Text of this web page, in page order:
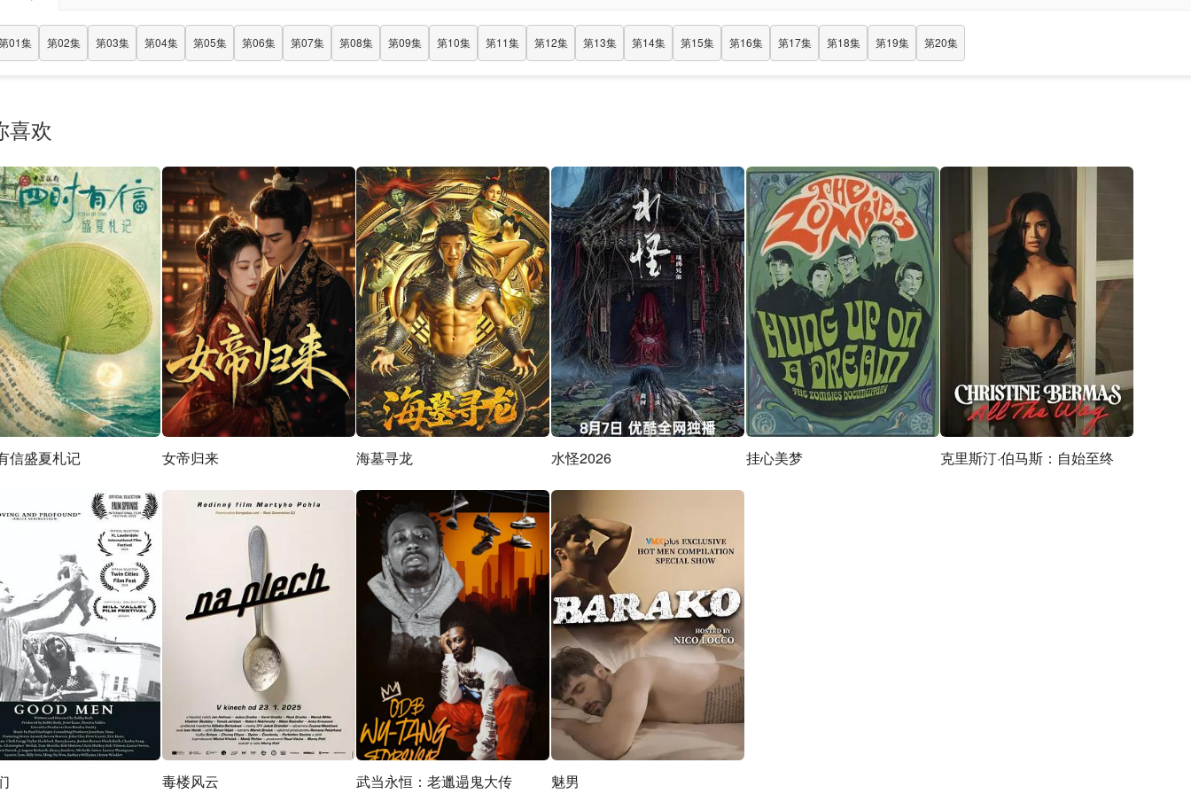
01集 第02集 第03集 第04集 第05集 第06集 第07集 第08集 第09集 第10集 第11集 第12集 第13集 第14集 第15集 第16集 第17集 第18集 第19集 第20集
喜欢
信盛夏札记 女帝归来 海墓寻龙 水怪2026 挂心美梦 克里斯汀·伯马斯：自始至终
毒楼风云 武当永恒：老邋遢鬼大传 魅男